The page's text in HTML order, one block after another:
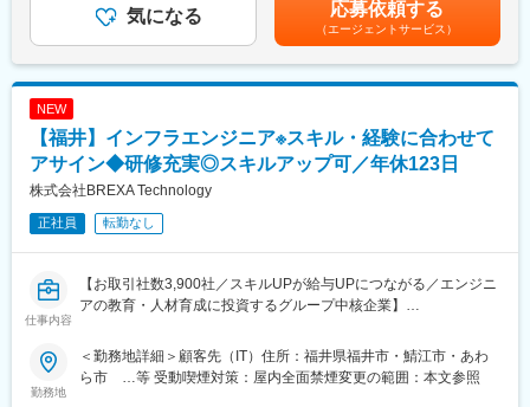
ザーが社内に働きかける事で希望する仕事への挑戦を後押ししま
す。
エンジニアの遣り甲斐を大切にする当社だからこその取り組みで
す。
エンジニアの方を対象に社内でのキャリアチェンジを支援する制
度です。
転職をする必要なく、社内での新しいキャリアを形成し、貴方の
エンジニアとしての可能性を広げる事が可能です。
変更の範囲：本文参照
す。
【案件例】
・車載製品に関わる生産技術業務
・半導体前工程での生産技術業務
・電子部品製造メーカーでの生産技術業務
■スキルアップ支援体制：
・24時間365日好きな時間に技術系動画や勉強が可能
・Zoomにて技術研修を月数回開催／プログラミングや設計など幅
広いトピックスを用意
位に応じて給与UP
・専門教育機関で技術取得が目指せる
＜お取引社数3,900社＞
同業他社と比較をしても圧倒的なお取引社数を誇る当社。
考を通じて上下する可能性があります。月給(月額)は固定手当を含
めた表記です。
気になる 応募依頼する
（エージェントサービス）
NEW
【福井】インフラエンジニア※スキル・経験に合わせて
アサイン◆研修充実◎スキルアップ可／年休123日
株式会社BREXA Technology
正社員 転勤なし
仕事内容
【お取引社数3,900社／スキルUPが給与UPにつながる／エンジニ
アの教育・人材育成に投資するグループ中核企業】
当社では、通信、金融、メーカー、大手サービス業、官公庁等幅
広い分野で、業務系システムを中心とした開発案件を抱えており
勤務地
＜勤務地詳細＞顧客先（IT）住所：福井県福井市・鯖江市・あわ
ら市 …等 受動喫煙対策：屋内全面禁煙変更の範囲：本文参照